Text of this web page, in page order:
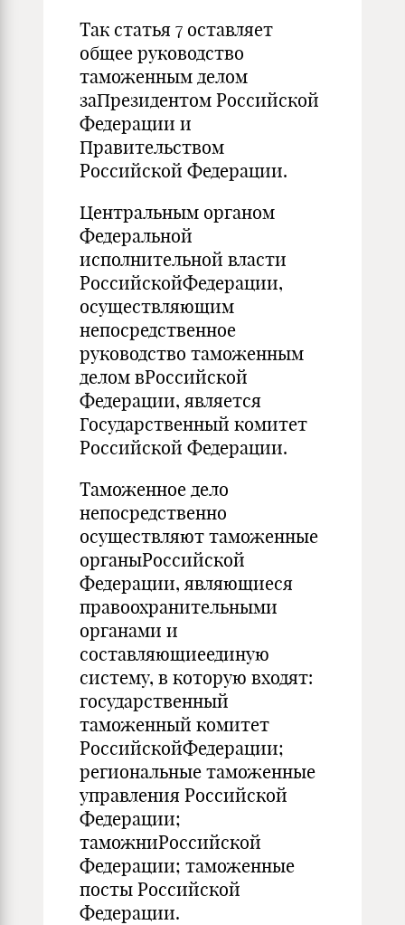
Так статья 7 оставляет
общее руководство
таможенным делом
заПрезидентом Российской
Федерации и
Правительством
Российской Федерации.
Центральным органом
Федеральной
исполнительной власти
РоссийскойФедерации,
осуществляющим
непосредственное
руководство таможенным
делом вРоссийской
Федерации, является
Государственный комитет
Российской Федерации.
Таможенное дело
непосредственно
осуществляют таможенные
органыРоссийской
Федерации, являющиеся
правоохранительными
органами и
составляющиеединую
систему, в которую входят:
государственный
таможенный комитет
РоссийскойФедерации;
региональные таможенные
управления Российской
Федерации;
таможниРоссийской
Федерации; таможенные
посты Российской
Федерации.